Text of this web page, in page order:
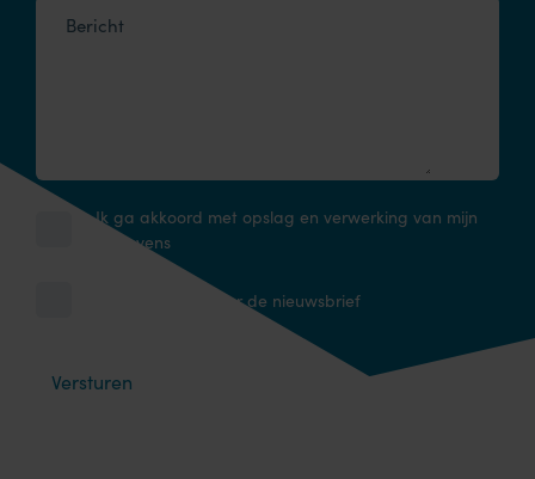
Bericht
Ik ga akkoord met opslag en verwerking van mijn
gegevens
Ik schrijf me in voor de nieuwsbrief